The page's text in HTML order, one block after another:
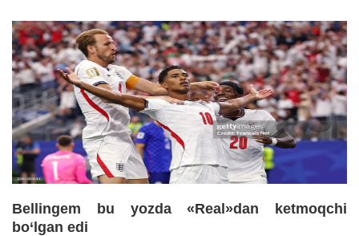
Bellingem bu yozda «Real»dan ketmoqchi
bo‘lgan edi